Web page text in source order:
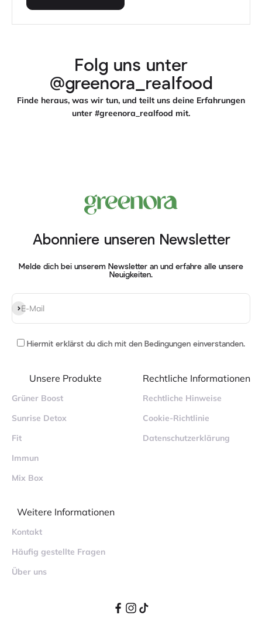
Folg uns unter
@greenora_realfood
Finde heraus, was wir tun, und teilt uns deine Erfahrungen
unter #greenora_realfood mit.
Abonniere unseren Newsletter
Melde dich bei unserem Newsletter an und erfahre alle unsere
Neuigkeiten.
E-Mail
Abonnieren
Hiermit erklärst du dich mit den Bedingungen einverstanden.
Unsere Produkte
Grüner Boost
Sunrise Detox
Fit
Immun
Mix Box
Rechtliche Informationen
Rechtliche Hinweise
Cookie-Richtlinie
Datenschutzerklärung
Weitere Informationen
Kontakt
Häufig gestellte Fragen
Über uns